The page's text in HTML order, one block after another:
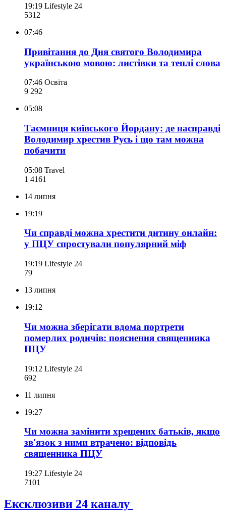
19:19 Lifestyle 24
531 2
07:46
Привітання до Дня святого Володимира
українською мовою: листівки та теплі слова
07:46 Освіта
9 292
05:08
Таємниця київського Йордану: де насправді
Володимир хрестив Русь і що там можна
побачити
05:08 Travel
1 4161
14 липня
19:19
Чи справді можна хрестити дитину онлайн:
у ПЦУ спростували популярний міф
19:19 Lifestyle 24
79
13 липня
19:12
Чи можна зберігати вдома портрети
померлих родичів: пояснення священника
ПЦУ
19:12 Lifestyle 24
692
11 липня
19:27
Чи можна замінити хрещених батьків, якщо
зв'язок з ними втрачено: відповідь
священника ПЦУ
19:27 Lifestyle 24
7101
Ексклюзиви 24 каналу